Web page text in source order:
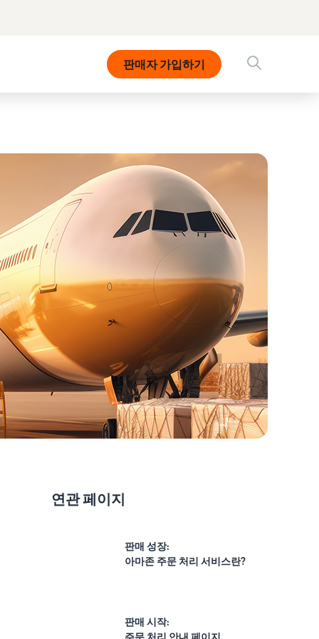
판매자 가입하기
연관 페이지
판매 성장:
아마존 주문 처리 서비스란?
판매 시작:
주문 처리 안내 페이지